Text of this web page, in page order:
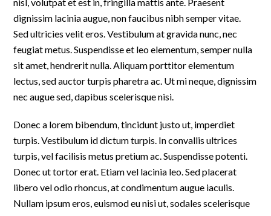
dignissim lacinia augue, non faucibus nibh semper vitae.
Sed ultricies velit eros. Vestibulum at gravida nunc, nec
feugiat metus. Suspendisse et leo elementum, semper nulla
sit amet, hendrerit nulla. Aliquam porttitor elementum
lectus, sed auctor turpis pharetra ac. Ut mi neque, dignissim
nec augue sed, dapibus scelerisque nisi.
Donec a lorem bibendum, tincidunt justo ut, imperdiet
turpis. Vestibulum id dictum turpis. In convallis ultrices
turpis, vel facilisis metus pretium ac. Suspendisse potenti.
Donec ut tortor erat. Etiam vel lacinia leo. Sed placerat
libero vel odio rhoncus, at condimentum augue iaculis.
Nullam ipsum eros, euismod eu nisi ut, sodales scelerisque